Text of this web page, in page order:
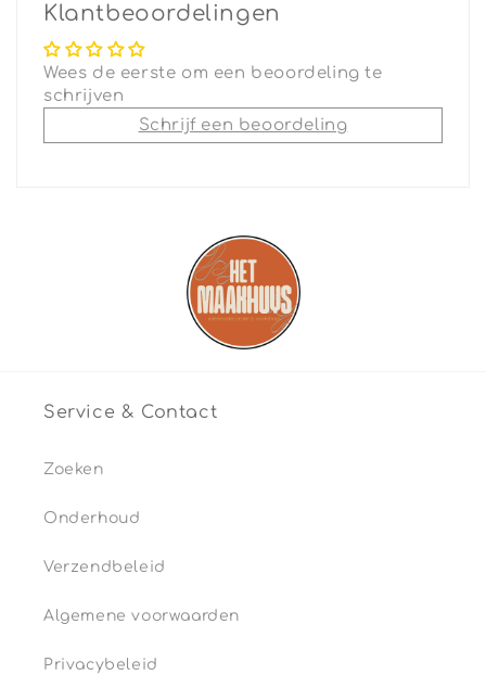
Klantbeoordelingen
Wees de eerste om een beoordeling te
schrijven
Schrijf een beoordeling
Service & Contact
Zoeken
Onderhoud
Verzendbeleid
Algemene voorwaarden
Privacybeleid